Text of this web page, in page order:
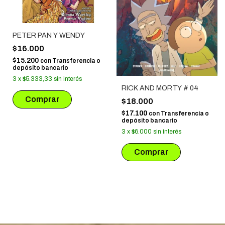
PETER PAN Y WENDY
$16.000
$15.200 con Transferencia o
depósito bancario
3 x $5.333,33 sin interés
RICK AND MORTY # 04
$18.000
$17.100 con Transferencia o
depósito bancario
3 x $6.000 sin interés